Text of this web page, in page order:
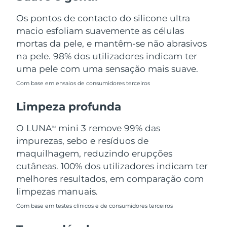
Os pontos de contacto do silicone ultra
macio esfoliam suavemente as células
mortas da pele, e mantêm-se não abrasivos
na pele. 98% dos utilizadores indicam ter
uma pele com uma sensação mais suave.
Com base em ensaios de consumidores terceiros
Limpeza profunda
O LUNATM
mini 3 remove 99% das
impurezas, sebo e resíduos de
maquilhagem, reduzindo erupções
cutâneas. 100% dos utilizadores indicam ter
melhores resultados, em comparação com
limpezas manuais.
Com base em testes clínicos e de consumidores terceiros
Filipinas Entrega prevista
Polônia Entrega prevista8/10/26
Portugal
Porto Rico
Catar Entrega prevista
Reunião Entrega prevista
Romênia Entrega prevista
Rússia
Arábia Saudita